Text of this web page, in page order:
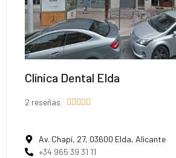
Clínica Dental Elda
2 reseñas     
Av. Chapí, 27, 03600 Elda, Alicante
+34 965 39 31 11